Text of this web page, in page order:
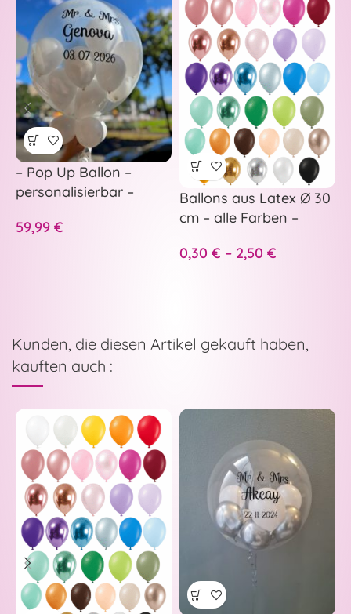
– Pop Up Ballon –
personalisierbar –
Aufstechen –
59,99 €
Ballons aus Latex Ø 30
cm – alle Farben –
0,30 € – 2,50 €
Kunden, die diesen Artikel gekauft haben,
kauften auch :